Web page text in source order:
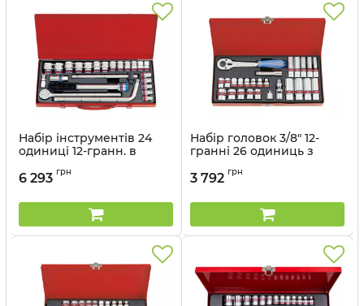
Набір інструментів 24
одиниці 12-гранн. в
Артикул:
6 293 грн
Набір головок 3/8" 12-
гранні 26 одиниць з
металевому кейсі
3 792 грн